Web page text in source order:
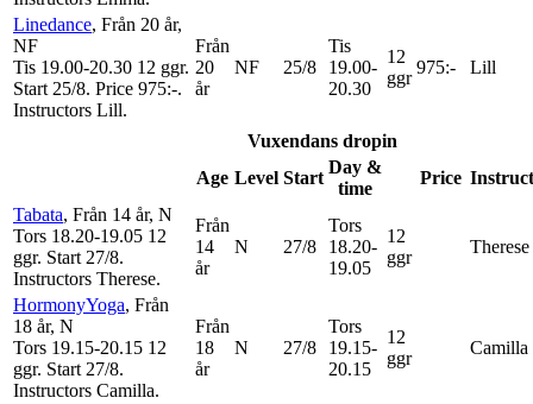
Linedance, Från 20 år,
NF
Tis 19.00-20.30 12 ggr.
Start 25/8. Price 975:-.
Instructors Lill.
Från
20
år
NF 25/8
Tis
19.00-
20.30
12
ggr
975:- Lill
Vuxendans dropin
Age Level Start
Day &
time
Price
Tabata, Från 14 år, N
Tors 18.20-19.05 12
ggr. Start 27/8.
Instructors Therese.
Från
14
år
N 27/8
Tors
18.20-
19.05
12
ggr
Therese
HormonyYoga, Från
18 år, N
Tors 19.15-20.15 12
ggr. Start 27/8.
Instructors Camilla.
Från
18
år
N 27/8
Tors
19.15-
20.15
12
ggr
Camilla